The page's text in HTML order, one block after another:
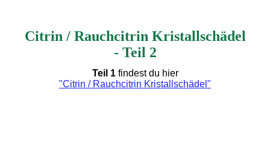
Citrin / Rauchcitrin Kristallschädel
- Teil 2
Teil 1findest du hier
"Citrin / Rauchcitrin Kristallschädel"